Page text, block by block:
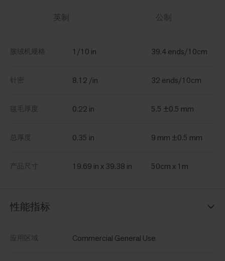
英制 公制
簇绒机规格 1/10 in 39.4 ends/10cm
针密 8.12 /in 32 ends/10cm
毯毛厚度 0.22 in 5.5 ±0.5 mm
总厚度 0.35 in 9 mm ±0.5 mm
产品尺寸 19.69 in x 39.38 in 50cm x 1m
性能指标
应用区域 Commercial General Use